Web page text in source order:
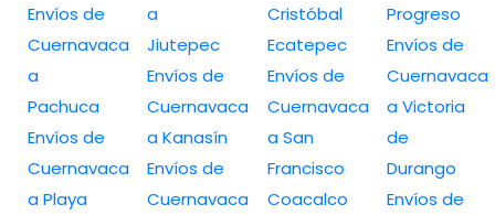
Envíos de
Cuernavaca
a
Pachuca
Envíos de
Cuernavaca
a Playa
a
Jiutepec
Envíos de
Cuernavaca
a Kanasín
Envíos de
Cuernavaca
Cristóbal
Ecatepec
Envíos de
Cuernavaca
a San
Francisco
Coacalco
Progreso
Envíos de
Cuernavaca
a Victoria
de
Durango
Envíos de